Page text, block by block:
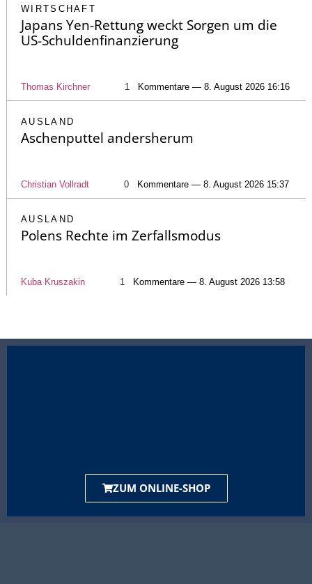
WIRTSCHAFT
Japans Yen-Rettung weckt Sorgen um die
US-Schuldenfinanzierung
Thomas Kirchner 1 Kommentare — 8. August 2026 16:16
AUSLAND
Aschenputtel andersherum
Christian Vollradt 0 Kommentare — 8. August 2026 15:37
AUSLAND
Polens Rechte im Zerfallsmodus
Kuba Kruszakin 1 Kommentare — 8. August 2026 13:58
ZUM ONLINE-SHOP